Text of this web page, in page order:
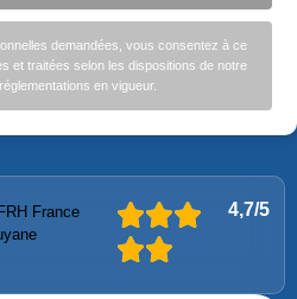
demandées, vous consentez à ce
et traitées selon les dispositions de notre
en vigueur.
4,7/5